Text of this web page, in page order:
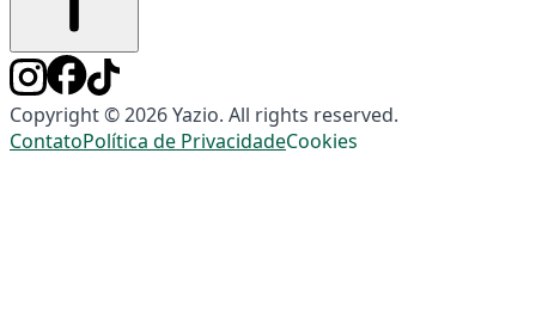
Copyright © 2026 Yazio. All rights reserved.
ContatoPolítica de PrivacidadeCookies